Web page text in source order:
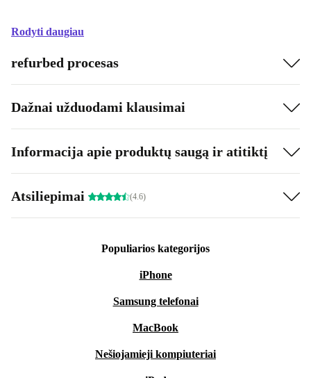
Rodyti daugiau
refurbed procesas
Dažnai užduodami klausimai
Informacija apie produktų saugą ir atitiktį
Atsiliepimai (4.6)
Populiarios kategorijos
iPhone
Samsung telefonai
MacBook
Nešiojamieji kompiuteriai